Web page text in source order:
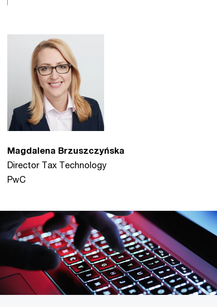
Magdalena Brzuszczyńska
Director Tax Technology
PwC